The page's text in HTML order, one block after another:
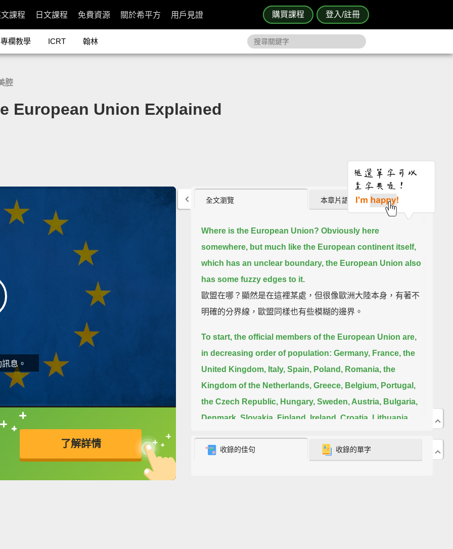
購買課程 登入/註冊
課程 日文課程 免費資源 關於希平方 用戶見證
專欄教學 ICRT 翰林
腔
European Union Explained
息。
了解詳情
接查字典喔！
英
全文瀏覽 本章片語 (5)
Where is the European Union? Obviously here
somewhere, but much like the European continent itself,
which has an unclear boundary, the European Union also
has some fuzzy edges to it.
歐盟在哪？顯然是在這裡某處，但很像歐洲大陸本身，有著不
明確的分界線，歐盟同樣也有些模糊的邊界。
To start, the official members of the European Union are,
in decreasing order of population: Germany, France, the
United Kingdom, Italy, Spain, Poland, Romania, the
Kingdom of the Netherlands, Greece, Belgium, Portugal,
the Czech Republic, Hungary, Sweden, Austria, Bulgaria,
Denmark, Slovakia, Finland, Ireland, Croatia, Lithuania,
Malta. The edges of the EU will probably continue to
收錄的佳句 收錄的單字